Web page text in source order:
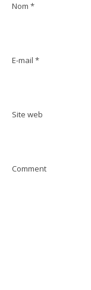
Nom *
E-mail *
Site web
Comment